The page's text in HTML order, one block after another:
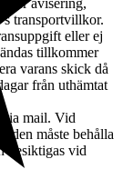
avisering,
transportvillkor.
eller ej
tillkommer
varans skick då
från uthämtat
via mail. Vid
måste behålla
besiktigas vid